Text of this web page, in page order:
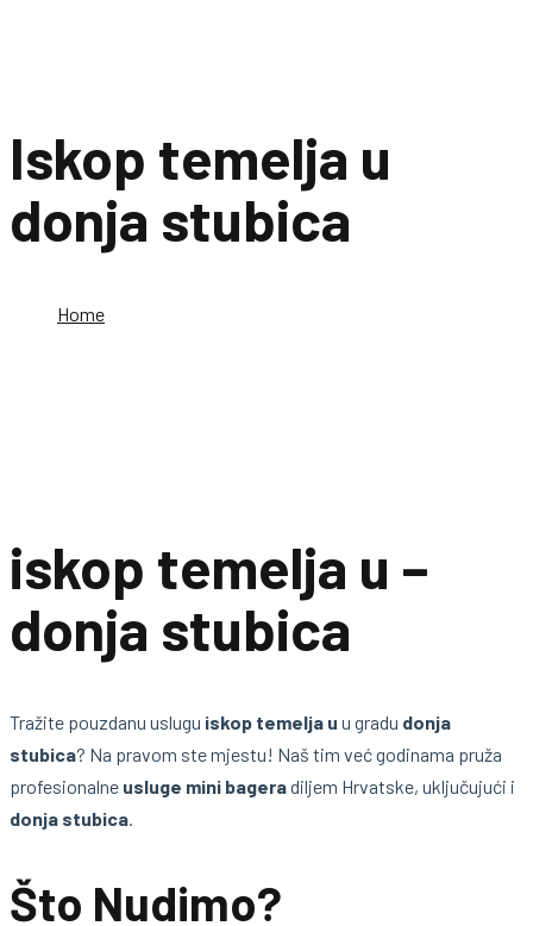
Iskop temelja u
donja stubica
Home
iskop temelja u –
donja stubica
Tražite pouzdanu uslugu iskop temelja u u gradu donja
stubica? Na pravom ste mjestu! Naš tim već godinama pruža
profesionalne usluge mini bageradiljem Hrvatske, uključujući i
donja stubica.
Što Nudimo?